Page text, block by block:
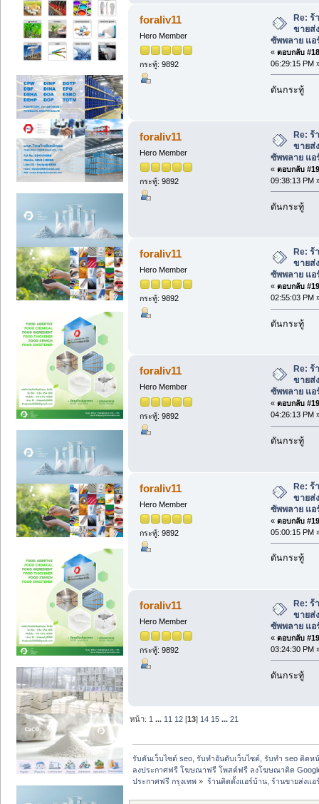
foraliv11
Hero Member
กระทู้: 9892
Re: ร้
ขายส่
ซัพพลาย แอ
« ตอบกลับ
06:29:15 PM
ดันกระทู้
foraliv11
Hero Member
กระทู้: 9892
Re:
ขายส่
ซัพพลาย แอ
« ตอบกลับ
09:38:13 PM
ดันกระทู้
foraliv11
Hero Member
กระทู้: 9892
Re:
ขายส่
ซัพพลาย แอ
« ตอบกลับ
02:55:03 PM
ดันกระทู้
foraliv11
Hero Member
กระทู้: 9892
Re:
ขายส่
ซัพพลาย แอ
« ตอบกลับ
04:26:13 PM
ดันกระทู้
foraliv11
Hero Member
กระทู้: 9892
Re: ร้
ขายส่
ซัพพลาย แอ
« ตอบกลับ
05:00:15 PM
ดันกระทู้
foraliv11
Hero Member
กระทู้: 9892
Re: ร้
ขายส่
ซัพพลาย แอ
« ตอบกลับ
03:24:30 PM
ดันกระทู้
หน้า: 1 ... 11 12 [13] 14 15 ...21
รับดันเว็บไซต์ seo, รับทำอันดับเว็บไซต์, รับทำ seo ติดห
ลงประกาศฟรี โฆษณาฟรี โพสต์ฟรี ลงโฆษณาติด
ประกาศฟรี กรุงเทพ » ร้านติดตั้งแอร์บ้าน, ร้านขายส่งแ